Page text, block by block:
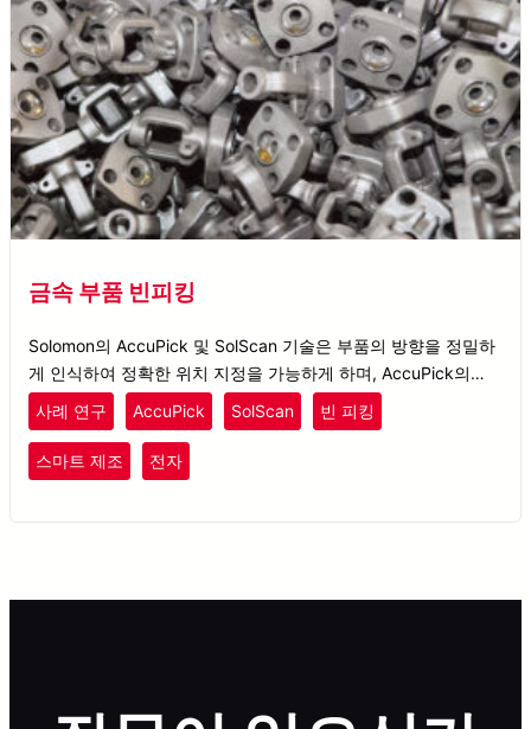
금속 부품 빈피킹
Solomon의 AccuPick 및 SolScan 기술은 부품의 방향을 정밀하
게 인식하여 정확한 위치 지정을 가능하게 하며, AccuPick의
ROS 모션 플래닝은 충돌 없는 픽업을 보장합니다.
사례 연구 AccuPick SolScan 빈 피킹
스마트 제조 전자